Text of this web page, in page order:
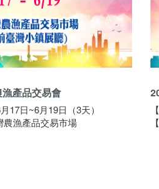
產品交易會
17日~6月19日（3天）
農漁產品交易市場